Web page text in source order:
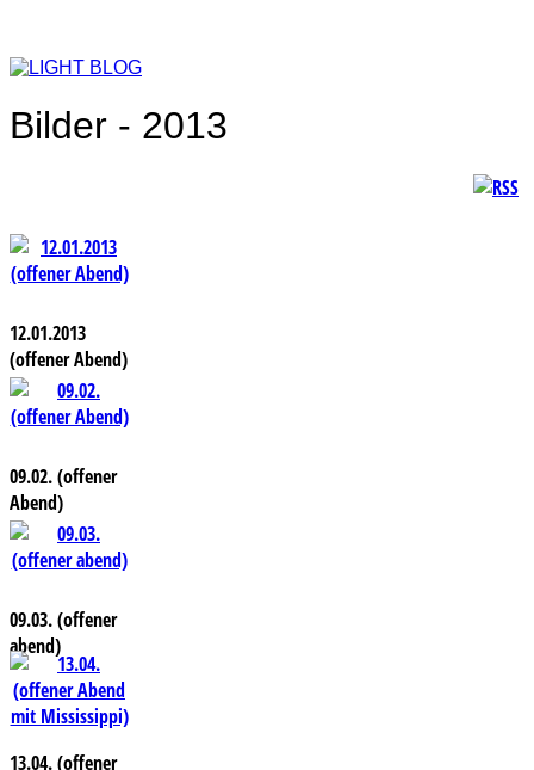
Bilder - 2013
12.01.2013
(offener Abend)
09.02. (offener
Abend)
09.03. (offener
abend)
13.04. (offener